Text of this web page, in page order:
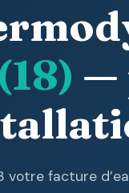
—
votre facture